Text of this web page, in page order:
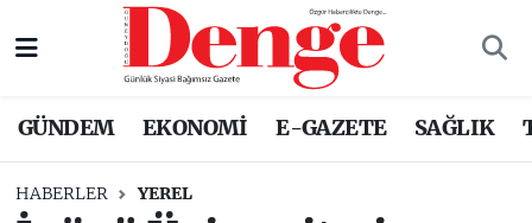
GÜNDEM EKONOMİ E-GAZETE SAĞLIK
HABERLER YEREL
Nöbetçi Eczaneler
Trafik Durumu